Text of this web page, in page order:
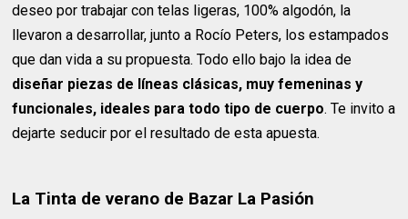
deseo por trabajar con telas ligeras, 100% algodón, la
llevaron a desarrollar, junto a Rocío Peters, los estampados
que dan vida a su propuesta. Todo ello bajo la idea de
diseñar piezas de líneas clásicas, muy femeninas y
funcionales, ideales para todo tipo de cuerpo. Te invito a
dejarte seducir por el resultado de esta apuesta.
La Tinta de verano de Bazar La Pasión